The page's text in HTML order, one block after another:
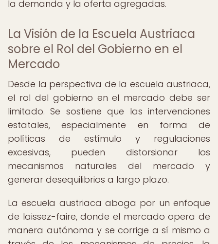
la demanda y la oferta agregadas.
La Visión de la Escuela Austriaca
sobre el Rol del Gobierno en el
Mercado
Desde la perspectiva de la escuela austriaca,
el rol del gobierno en el mercado debe ser
limitado. Se sostiene que las intervenciones
estatales, especialmente en forma de
políticas de estímulo y regulaciones
excesivas, pueden distorsionar los
mecanismos naturales del mercado y
generar desequilibrios a largo plazo.
La escuela austriaca aboga por un enfoque
de laissez-faire, donde el mercado opera de
manera autónoma y se corrige a sí mismo a